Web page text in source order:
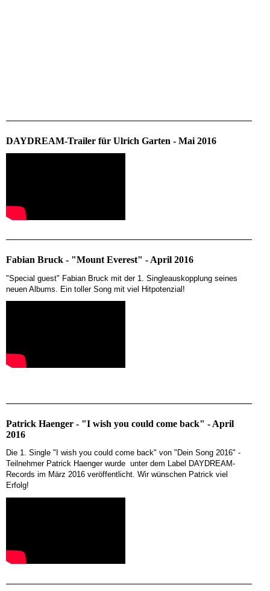
DAYDREAM-Trailer für Ulrich Garten - Mai 2016
Fabian Bruck - "Mount Everest" - April 2016
"Special guest" Fabian Bruck mit der 1. Singleauskopplung seines
neuen Albums. Ein toller Song mit viel Hitpotenzial!
Patrick Haenger - "I wish you could come back" - April
2016
Die 1. Single "I wish you could come back" von "Dein Song 2016" -
Teilnehmer Patrick Haenger wurde unter dem Label DAYDREAM-
Records im März 2016 veröffentlicht. Wir wünschen Patrick viel
Erfolg!